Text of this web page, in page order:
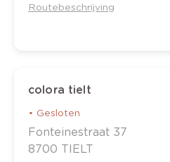
Routebeschrijving
colora tielt
• Gesloten
Fonteinestraat 37
8700 TIELT